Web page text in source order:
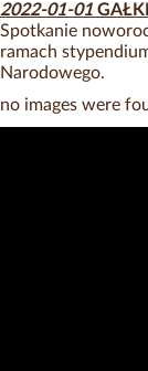
2022-01-01 GAŁKI
Spotkanie
ramach
Narodowego.
no images were